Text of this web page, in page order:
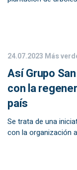
24.07.2023 Más
Así Grupo
con la
país
Se trata de una
con la organización